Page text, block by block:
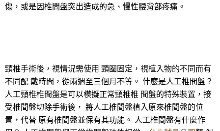
傷，或是因椎間盤突出造成的急、慢性腰背部疼痛。
頸椎手術後，視情況需使用 頸圈固定，視植入物的不同而有
不同配 戴時間，從兩週至三個月不等。 什麼是人工椎間盤？
人工頸椎椎間盤是可以模擬正常頸椎椎 間盤的特殊裝置，接
受椎間盤切除手術後， 將人工椎間盤植入原來椎間盤的位
置，代替 原有椎間盤並保有其功能。 人工椎間盤有什麼作